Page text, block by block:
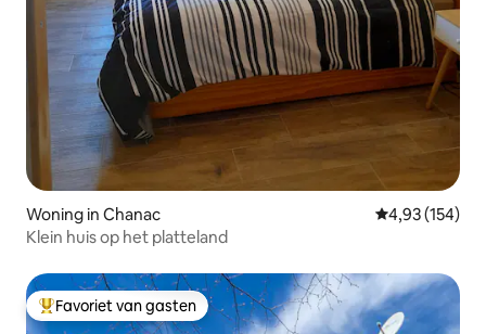
Woning in Chanac Gemiddelde
4,93 (154)
Klein huis op het platteland
Topfavoriet van gasten
Favoriet van gasten